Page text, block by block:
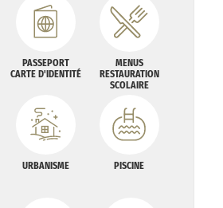
PASSEPORT
CARTE D'IDENTITÉ
MENUS
RESTAURATION
SCOLAIRE
URBANISME PISCINE